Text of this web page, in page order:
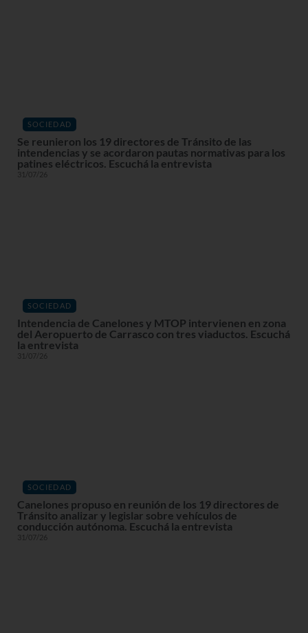
SOCIEDAD
Se reunieron los 19 directores de Tránsito de las
intendencias y se acordaron pautas normativas para los
patines eléctricos. Escuchá la entrevista
31/07/26
SOCIEDAD
Intendencia de Canelones y MTOP intervienen en zona
del Aeropuerto de Carrasco con tres viaductos. Escuchá
la entrevista
31/07/26
SOCIEDAD
Canelones propuso en reunión de los 19 directores de
Tránsito analizar y legislar sobre vehículos de
conducción autónoma. Escuchá la entrevista
31/07/26